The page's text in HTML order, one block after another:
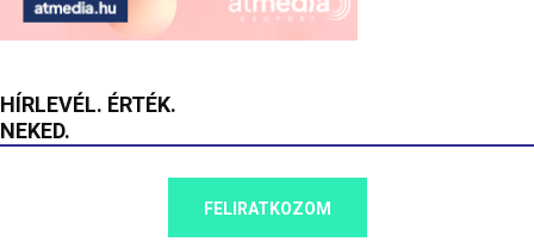
HÍRLEVÉL. ÉRTÉK.
NEKED.
FELIRATKOZOM